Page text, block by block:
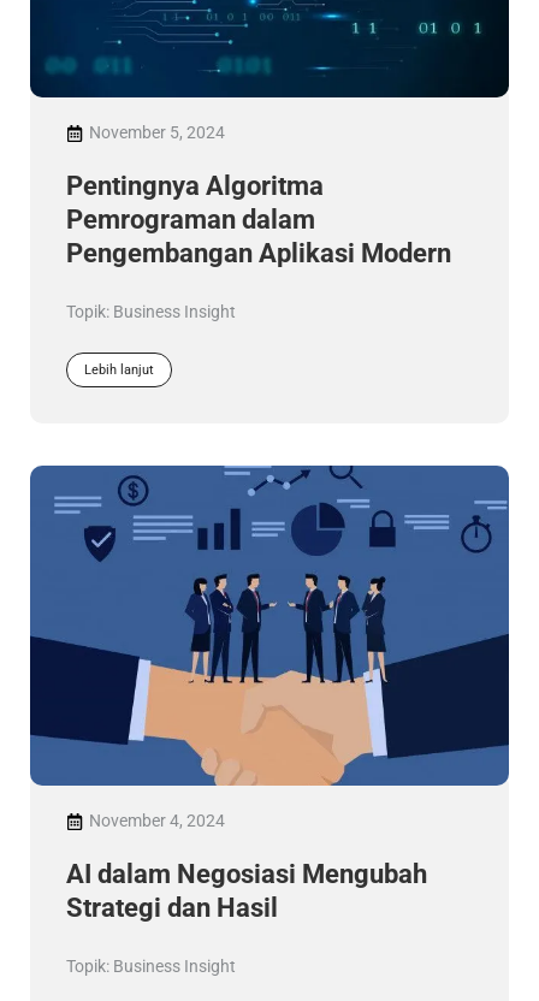
November 5, 2024
Pentingnya Algoritma
Pemrograman dalam
Pengembangan Aplikasi Modern
Topik: Business Insight
Lebih lanjut
November 4, 2024
AI dalam Negosiasi Mengubah
Strategi dan Hasil
Topik: Business Insight